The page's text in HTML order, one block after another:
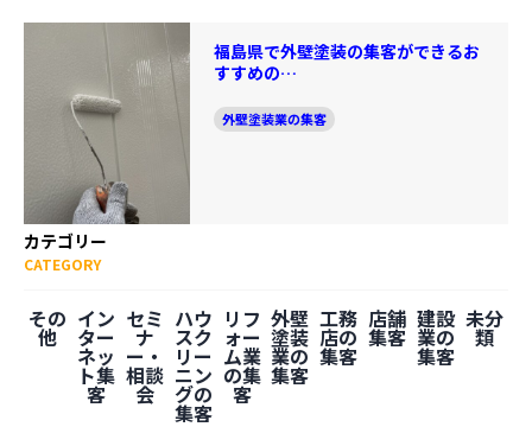
福島県で外壁塗装の集客ができるお
すすめの…
外壁塗装業の集客
カテゴリー
CATEGORY
その
他
イン
ター
ネッ
ト集
客
セミ
ナ
ー・
相談
会
ハウ
スク
リー
ニン
グの
集客
リフ
ォー
ム業
の集
客
外壁
塗装
業の
集客
工務
店の
集客
店舗
集客
建設
業の
集客
未分
類